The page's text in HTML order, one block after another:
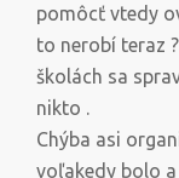
pomôcť vtedy
to nerobí teraz
školách sa
nikto .
Chýba asi
voľakedy bolo